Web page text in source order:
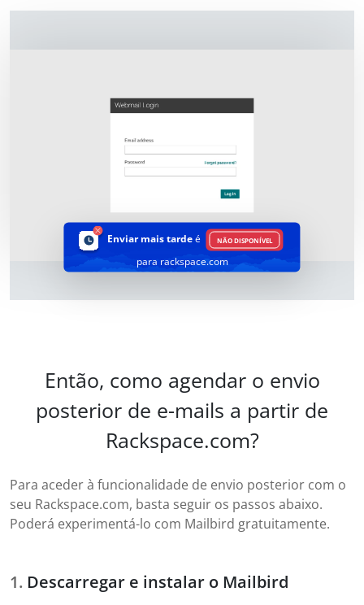
Enviar mais tardeé NÃO DISPONÍVEL
para rackspace.com
Então, como agendar o envio
posterior de e-mails a partir de
Rackspace.com?
Para aceder à funcionalidade de envio posterior com o
seu Rackspace.com, basta seguir os passos abaixo.
Poderá experimentá-lo com Mailbird gratuitamente.
Descarregar e instalar o Mailbird